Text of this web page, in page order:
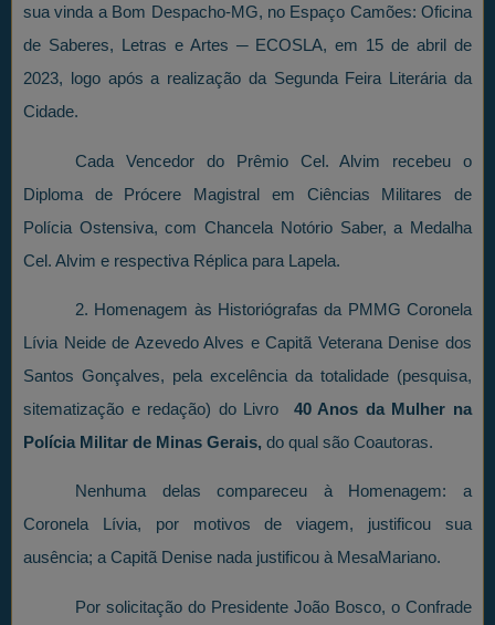
sua vinda a Bom Despacho-MG, no Espaço Camões: Oficina
de Saberes, Letras e Artes ─ ECOSLA, em 15 de abril de
2023, logo após a realização da Segunda Feira Literária da
Cidade.
Cada Vencedor do Prêmio Cel. Alvim recebeu o
Diploma de Prócere Magistral em Ciências Militares de
Polícia Ostensiva, com Chancela Notório Saber, a Medalha
Cel. Alvim e respectiva Réplica para Lapela.
2. Homenagem às Historiógrafas da PMMG Coronela
Lívia Neide de Azevedo Alves e Capitã Veterana Denise dos
Santos Gonçalves, pela excelência da totalidade (pesquisa,
sitematização e redação) do Livro
40 Anos da Mulher na
Polícia Militar de Minas Gerais, do qual são Coautoras.
Nenhuma delas compareceu à Homenagem: a
Coronela Lívia, por motivos de viagem, justificou sua
ausência; a Capitã Denise nada justificou à MesaMariano.
Por solicitação do Presidente João Bosco, o Confrade